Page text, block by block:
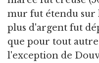
mur fut étendu sur
plus d'argent fut
que pour tout autre
l'exception de